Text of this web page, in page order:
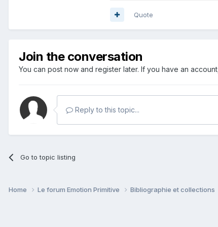
Quote
Join the conversation
You can post now and register later. If you have an account,
Reply to this topic...
Go to topic listing
Home Le forum Emotion Primitive Bibliographie et collections